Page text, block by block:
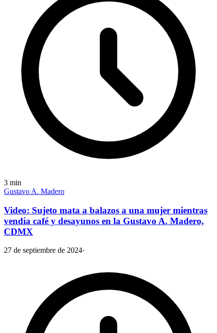
3 min
Gustavo A. Madero
Video: Sujeto mata a balazos a una mujer mientras
vendía café y desayunos en la Gustavo A. Madero,
CDMX
27 de septiembre de 2024·